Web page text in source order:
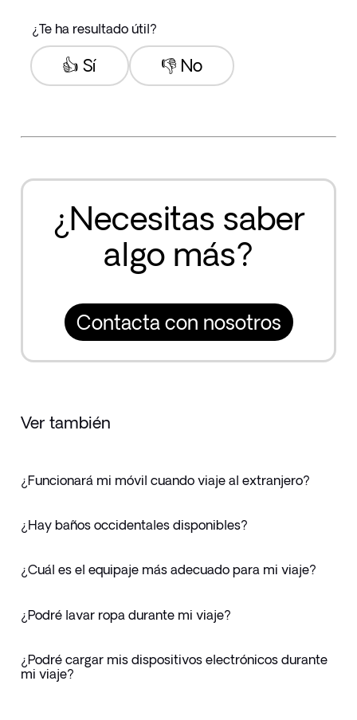
¿Te ha resultado útil?
👎 No
👍 Sí
¿Necesitas saber
algo más?
Contacta con nosotros
Ver también
¿Funcionará mi móvil cuando viaje al extranjero?
¿Hay baños occidentales disponibles?
¿Cuál es el equipaje más adecuado para mi viaje?
¿Podré lavar ropa durante mi viaje?
¿Podré cargar mis dispositivos electrónicos durante
mi viaje?